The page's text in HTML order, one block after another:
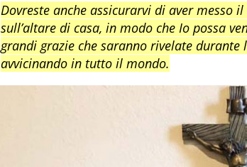
Dovreste anche assicurarvi di aver messo
sull’altare di casa, in modo che Io possa
grandi grazie che saranno rivelate
avvicinando in tutto il mondo.